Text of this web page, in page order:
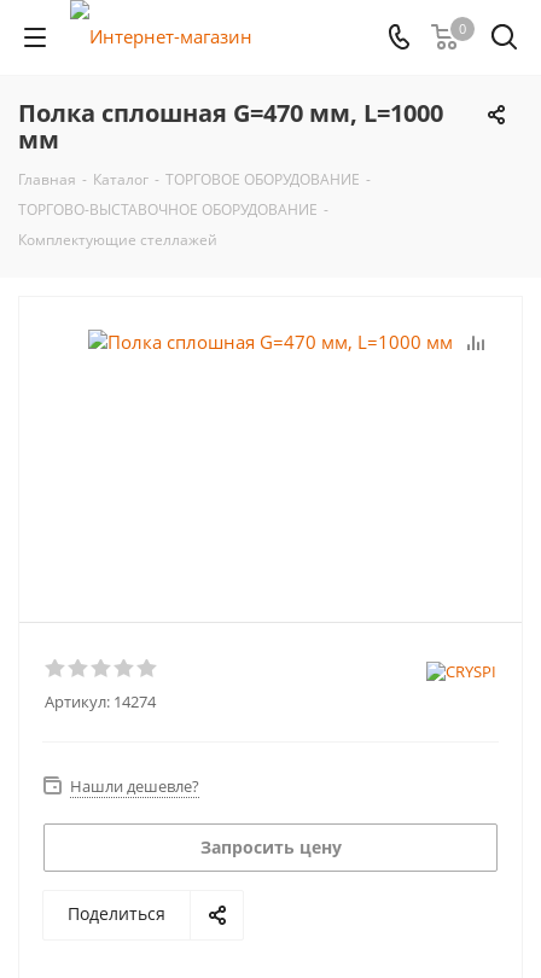
0
Полка сплошная G=470 мм, L=1000
мм
Главная - Каталог - ТОРГОВОЕ ОБОРУДОВАНИЕ -
ТОРГОВО-ВЫСТАВОЧНОЕ ОБОРУДОВАНИЕ -
Комплектующие стеллажей
Артикул: 14274
Нашли дешевле?
Запросить цену
Поделиться